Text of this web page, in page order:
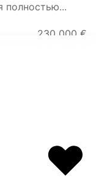
полностью...
230 000 €